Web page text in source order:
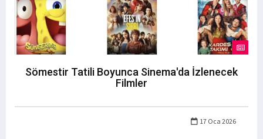
Sömestir Tatili Boyunca Sinema'da İzlenecek
Filmler
17 Oca 2026